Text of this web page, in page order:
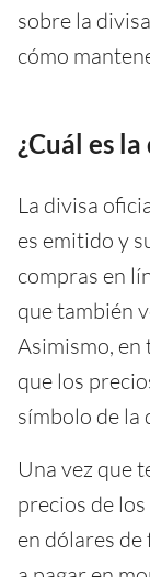
sobre la
cómo
¿Cuál es
La divisa
es emitido y
compras en
que también
Asimismo, en
que los
símbolo de la
Una vez que
precios de
en dólares